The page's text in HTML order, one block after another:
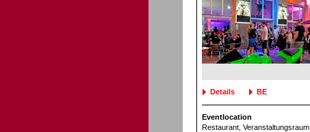
Details BE
Eventlocation
Restaurant , Veranstaltungsraum